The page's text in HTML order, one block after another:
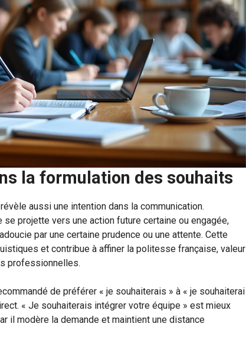
la formulation des souhaits
aussi une intention dans la communication.
se projette vers une action future certaine ou engagée,
par une certaine prudence ou une attente. Cette
et contribue à affiner la politesse française, valeur
professionnelles.
de préférer « je souhaiterais » à « je souhaiterai
« Je souhaiterais intégrer votre équipe » est mieux
il modère la demande et maintient une distance